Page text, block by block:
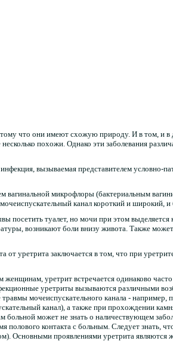
что они имеют схожую природу. И в том, и в
похожи. Однако эти заболевания
вызываемая представителем условно-
микрофлоры (бактериальным
канал короткий и широкий, и
посетить туалет, но мочи при этом
возникают боли внизу живота. Также
уретрита заключается в том, что при
женщинам, уретрит встречается одинаково
уретриты вызываются различными
мочеиспускательного канала -
канал), а также при прохождении
может не знать о наличествующем
контакта с больным. Следует знать,
Основными проявлениями уретрита являются